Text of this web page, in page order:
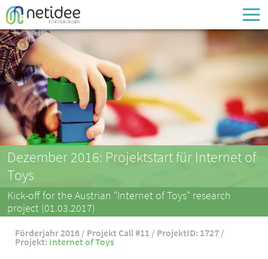
Enter your username or email address
Passwort
Passwort vergessen
Dezember 2016: Projektstart für Internet of
Toys
Kick-off for the Austrian "Internet of Toys" research
project (01.03.2017)
Förderjahr 2016 / Projekt Call #11 / ProjektID: 1727 /
Projekt: Internet of Toys